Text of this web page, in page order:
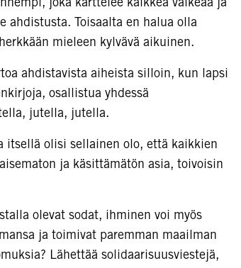
ahdistusta. Toisaalta en halua olla
mieleen kylvävä aikuinen.
ahdistavista aiheista silloin, kun lapsi
osallistua yhdessä
jutella, jutella.
itsellä olisi sellainen olo, että kaikkien
ja käsittämätön asia, toivoisin
olevat sodat, ihminen voi myös
ja toimivat paremman maailman
Lähettää solidaarisuusviestejä,